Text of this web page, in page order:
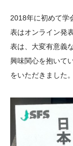
2018年に初めて学
表はオンライン発
表は、大変有意義
興味関心を抱いて
をいただきました。